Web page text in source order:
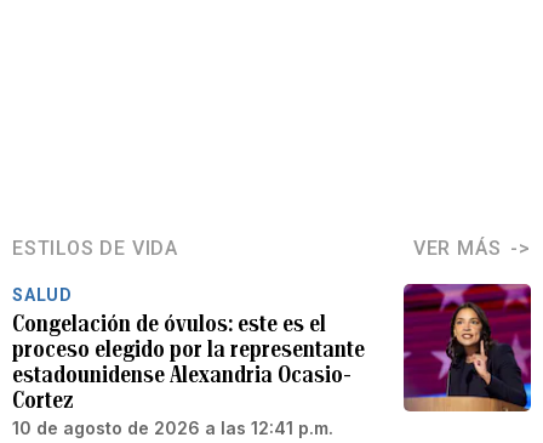
ESTILOS DE VIDA VER MÁS
SALUD
Congelación de óvulos: este es el
proceso elegido por la representante
estadounidense Alexandria Ocasio-
Cortez
10 de agosto de 2026 a las 12:41 p.m.